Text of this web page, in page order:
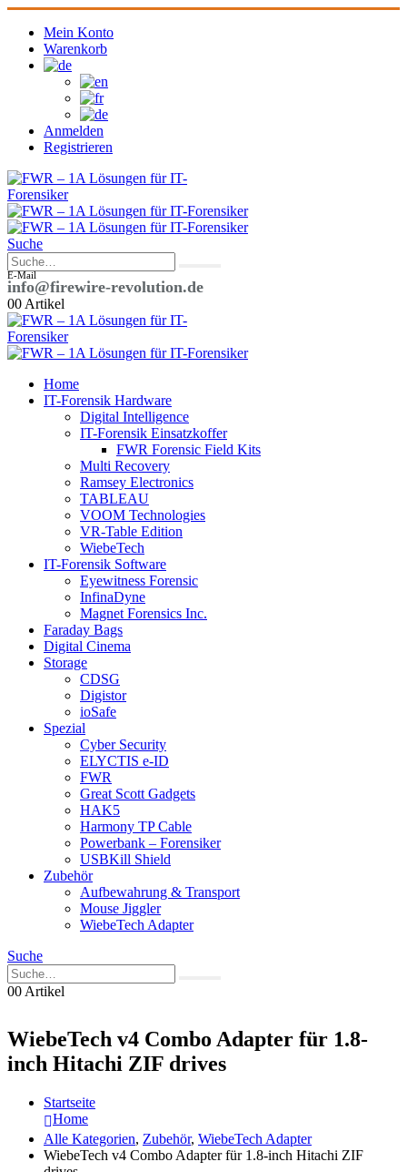
Mein Konto
Warenkorb
Anmelden
Registrieren
Suche
E-Mail
info@firewire-revolution.de
00 Artikel
Home
IT-Forensik Hardware
Digital Intelligence
IT-Forensik Einsatzkoffer
FWR Forensic Field Kits
Multi Recovery
Ramsey Electronics
TABLEAU
VOOM Technologies
VR-Table Edition
WiebeTech
IT-Forensik Software
Eyewitness Forensic
InfinaDyne
Magnet Forensics Inc.
Faraday Bags
Digital Cinema
Storage
CDSG
Digistor
ioSafe
Spezial
Cyber Security
ELYCTIS e-ID
FWR
Great Scott Gadgets
HAK5
Harmony TP Cable
Powerbank – Forensiker
USBKill Shield
Zubehör
Aufbewahrung & Transport
Mouse Jiggler
WiebeTech Adapter
Suche
00 Artikel
WiebeTech v4 Combo Adapter für 1.8-
inch Hitachi ZIF drives
Startseite
Home
Alle Kategorien, Zubehör, WiebeTech Adapter
WiebeTech v4 Combo Adapter für 1.8-inch Hitachi ZIF